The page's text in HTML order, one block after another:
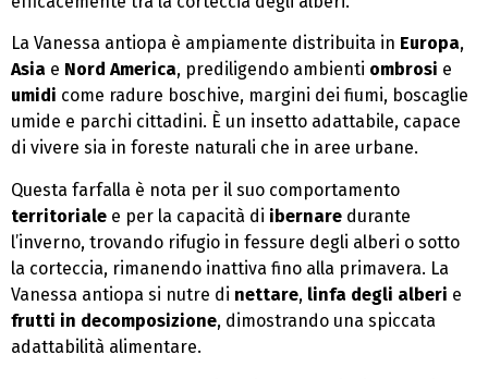
La Vanessa antiopa è ampiamente distribuita in Europa,
Asia e Nord America, prediligendo ambienti ombrosi e
umidi come radure boschive, margini dei fiumi, boscaglie
umide e parchi cittadini. È un insetto adattabile, capace
di vivere sia in foreste naturali che in aree urbane.
Questa farfalla è nota per il suo comportamento
territoriale e per la capacità di ibernare durante
l’inverno, trovando rifugio in fessure degli alberi o sotto
la corteccia, rimanendo inattiva fino alla primavera. La
Vanessa antiopa si nutre di nettare, linfa degli alberi e
frutti in decomposizione, dimostrando una spiccata
adattabilità alimentare.